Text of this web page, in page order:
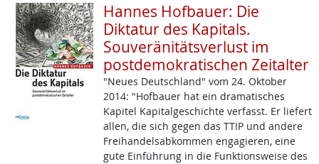
Hannes Hofbauer: Die
Diktatur des Kapitals.
Souveränitätsverlust im
postdemokratischen Zeitalter
"Neues Deutschland" vom 24. Oktober
2014: "Hofbauer hat ein dramatisches
Kapitel Kapitalgeschichte verfasst. Er liefert
allen, die sich gegen das TTIP und andere
Freihandelsabkommen engagieren, eine
gute Einführung in die Funktionsweise des